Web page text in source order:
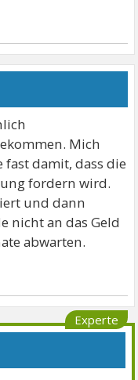
Mich
damit, dass die
fordern wird.
und dann
nicht an das Geld
abwarten.
Experte